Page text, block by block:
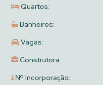
Quartos:
Banheiros:
Vagas:
Construtora:
Nº Incorporação: